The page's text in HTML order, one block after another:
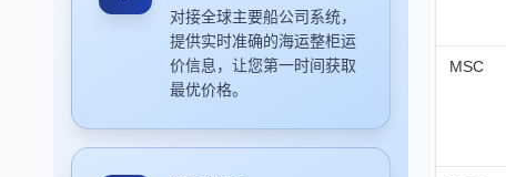
对接全球主要船公司系统，
提供实时准确的海运整柜运
价信息，让您第一时间获取
最优价格。
MSC